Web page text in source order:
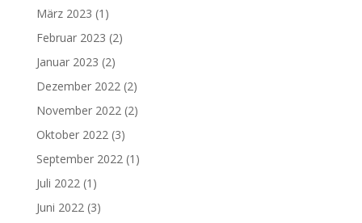
März 2023 (1)
Februar 2023 (2)
Januar 2023 (2)
Dezember 2022(2)
November 2022(2)
Oktober 2022(3)
September 2022(1)
Juli 2022(1)
Juni 2022(3)